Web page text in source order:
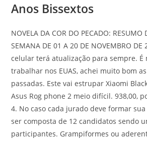
Anos Bissextos
NOVELA DA COR DO PECADO: RESUMO
SEMANA DE 01 A 20 DE NOVEMBRO
celular terá atualização para sempre. É
trabalhar nos EUAS, achei muito bom
passadas. Este vai estrupar Xiaomi
Asus Rog phone 2 meio difícil. 938,00,
4. No caso cada jurado deve formar
ser composta de 12 candidatos sendo
participantes. Grampiformes ou